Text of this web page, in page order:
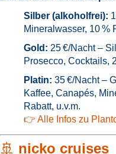
Silber (alkoholfrei):
Mineralwasser, 10 %
Gold: 25 €/Nacht –
Prosecco, Cocktails,
Platin: 35 €/Nacht –
Kaffee, Canapés,
Rabatt, u.v.m.
👉 Alle Infos zu
🚢 nicko cruises